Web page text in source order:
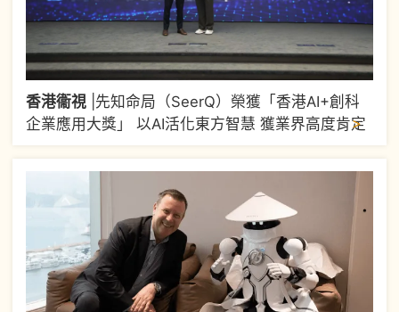
香港衞視| 先知命局（SeerQ）榮獲「香港AI+創科
企業應用大獎」 以AI活化東方智慧 獲業界高度肯定
>